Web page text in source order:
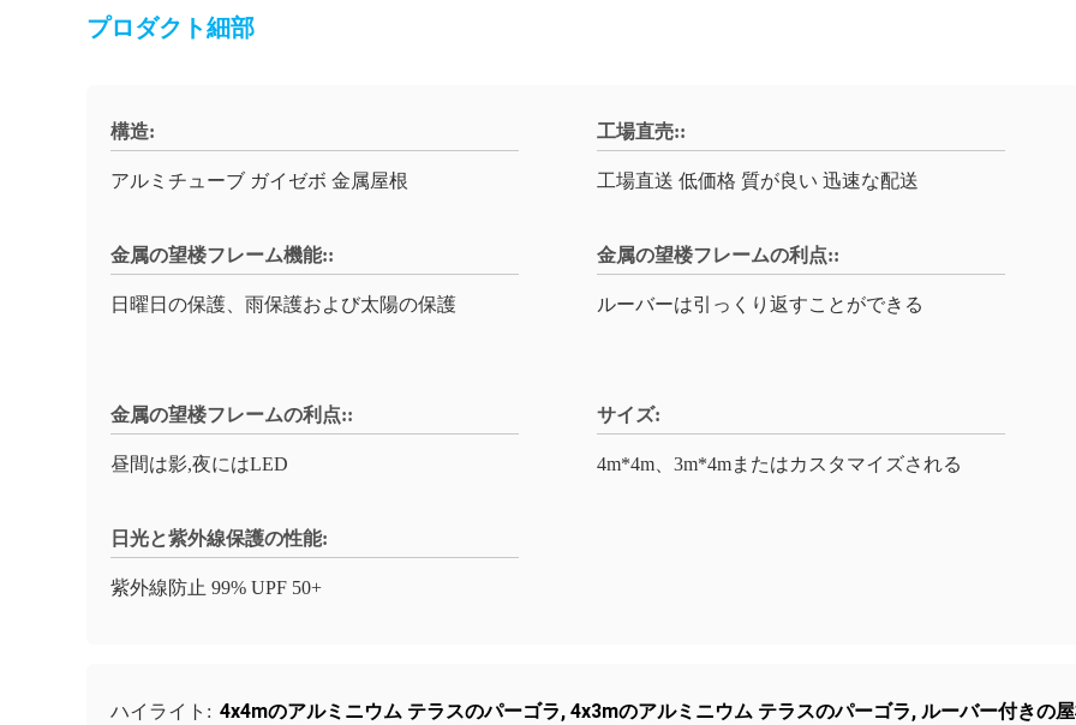
プロダクト細部
構造:
アルミチューブ ガイゼボ 金属屋根
工場直売::
工場直送 低価格 質が良い 迅速な配送
金属の望楼フレーム機能::
日曜日の保護、雨保護および太陽の保護
金属の望楼フレームの利点::
ルーバーは引っくり返すことができる
金属の望楼フレームの利点::
昼間は影,夜にはLED
サイズ:
4m*4m、3m*4mまたはカスタマイズされる
日光と紫外線保護の性能:
紫外線防止 99% UPF 50+
ハイライト: 4x4mのアルミニウム テラスのパーゴラ, 4x3mのアルミニウム テラスのパーゴラ, ルーバー付きの